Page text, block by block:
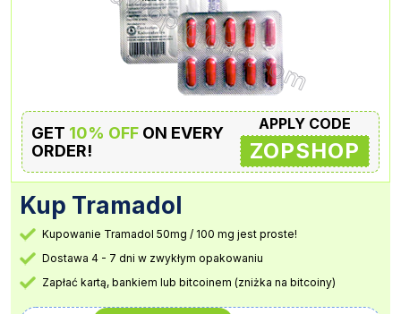
GET 10% OFF ON EVERY
ORDER!
APPLY CODE
ZOPSHOP
Kup Tramadol
Kupowanie Tramadol 50mg / 100 mg jest proste!
Dostawa 4 - 7 dni w zwykłym opakowaniu
Zapłać kartą, bankiem lub bitcoinem (zniżka na bitcoiny)